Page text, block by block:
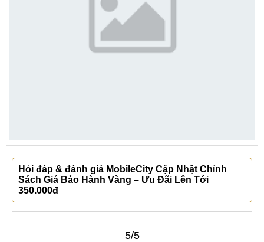
Hỏi đáp & đánh giá MobileCity Cập Nhật Chính
Sách Giá Bảo Hành Vàng – Ưu Đãi Lên Tới
350.000đ
5/5